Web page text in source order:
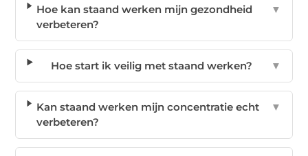
Hoe kan staand werken mijn gezondheid
verbeteren?
▼
Hoe start ik veilig met staand werken? ▼
Kan staand werken mijn concentratie echt
verbeteren?
▼